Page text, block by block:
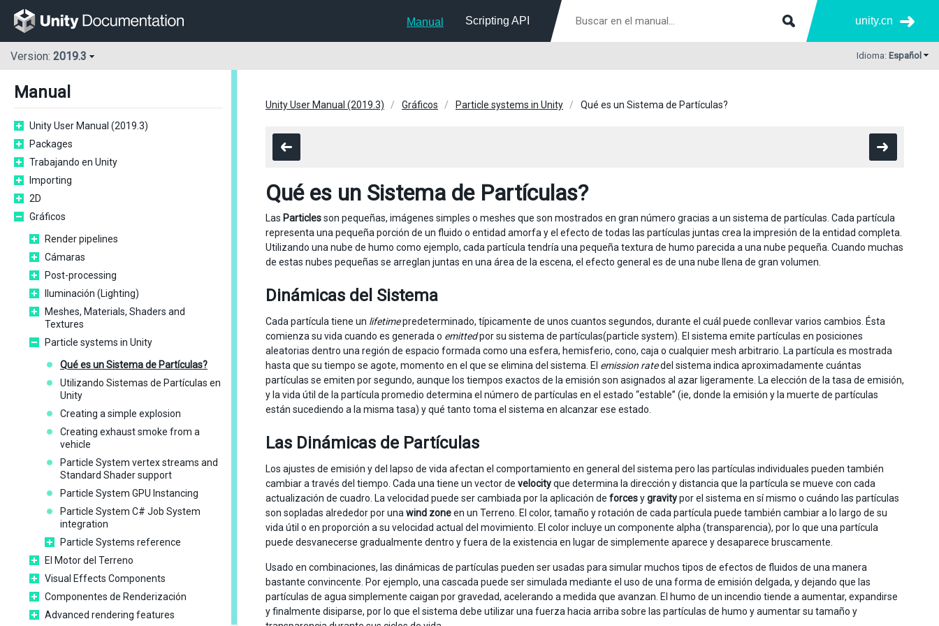
Manual Scripting API unity.cn
Version: 2019.3 Idioma: Español
Manual
Unity User Manual (2019.3)
Packages
Trabajando en Unity
Importing
2D
Gráficos
Render pipelines
Cámaras
Post-processing
Iluminación (Lighting)
Meshes, Materials, Shaders and
Textures
Particle systems in Unity
Qué es un Sistema de Partículas?
Utilizando Sistemas de Partículas en
Unity
Creating a simple explosion
Creating exhaust smoke from a
vehicle
Particle System vertex streams and
Standard Shader support
Particle System GPU Instancing
Particle System C# Job System
integration
Particle Systems reference
El Motor del Terreno
Visual Effects Components
Componentes de Renderización
Advanced rendering features
Unity User Manual (2019.3) Gráficos Particle systems in Unity Qué es un Sistema de Partículas?
Qué es un Sistema de Partículas?
Las Particlesson pequeñas, imágenes simples o meshes que son mostrados en gran número gracias a un sistema de partículas. Cada partícula
representa una pequeña porción de un fluido o entidad amorfa y el efecto de todas las partículas juntas crea la impresión de la entidad completa.
Utilizando una nube de humo como ejemplo, cada partícula tendría una pequeña textura de humo parecida a una nube pequeña. Cuando muchas
de estas nubes pequeñas se arreglan juntas en una área de la escena, el efecto general es de una nube llena de gran volumen.
Dinámicas del Sistema
Cada partícula tiene un lifetimepredeterminado, típicamente de unos cuantos segundos, durante el cuál puede conllevar varios cambios. Ésta
comienza su vida cuando es generada o emittedpor su sistema de partículas(particle system). El sistema emite partículas en posiciones
aleatorias dentro una región de espacio formada como una esfera, hemisferio, cono, caja o cualquier mesh arbitrario. La partícula es mostrada
hasta que su tiempo se agote, momento en el que se elimina del sistema. El emission ratedel sistema indica aproximadamente cuántas
partículas se emiten por segundo, aunque los tiempos exactos de la emisión son asignados al azar ligeramente. La elección de la tasa de emisión,
y la vida útil de la partícula promedio determina el número de partículas en el estado “estable” (ie, donde la emisión y la muerte de partículas
están sucediendo a la misma tasa) y qué tanto toma el sistema en alcanzar ese estado.
Las Dinámicas de Partículas
Los ajustes de emisión y del lapso de vida afectan el comportamiento en general del sistema pero las partículas individuales pueden también
cambiar a través del tiempo. Cada una tiene un vector de velocityque determina la dirección y distancia que la partícula se mueve con cada
actualización de cuadro. La velocidad puede ser cambiada por la aplicación de forcesygravitypor el sistema en sí mismo o cuándo las partículas
son sopladas alrededor por una wind zoneen un Terreno. El color, tamaño y rotación de cada partícula puede también cambiar a lo largo de su
vida útil o en proporción a su velocidad actual del movimiento. El color incluye un componente alpha (transparencia), por lo que una partícula
puede desvanecerse gradualmente dentro y fuera de la existencia en lugar de simplemente aparece y desaparece bruscamente.
Usado en combinaciones, las dinámicas de partículas pueden ser usadas para simular muchos tipos de efectos de fluidos de una manera
bastante convincente. Por ejemplo, una cascada puede ser simulada mediante el uso de una forma de emisión delgada, y dejando que las
partículas de agua simplemente caigan por gravedad, acelerando a medida que avanzan. El humo de un incendio tiende a aumentar, expandirse
y finalmente disiparse, por lo que el sistema debe utilizar una fuerza hacia arriba sobre las partículas de humo y aumentar su tamaño y